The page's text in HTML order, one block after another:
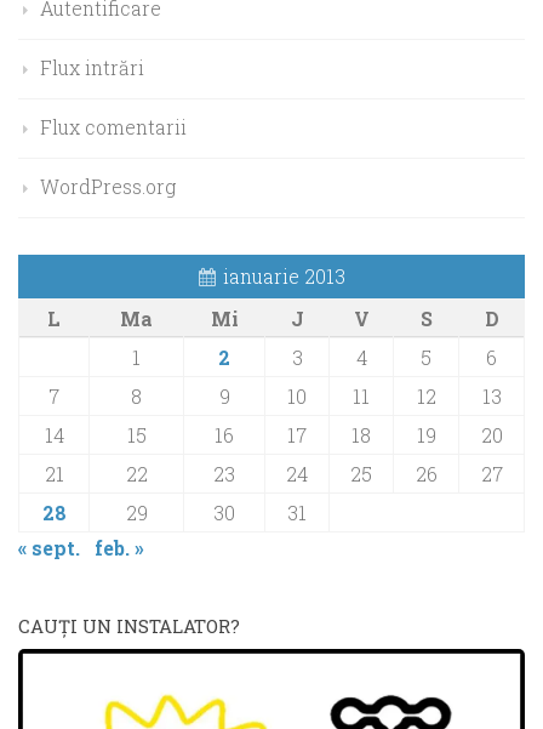
Autentificare
Flux intrări
Flux comentarii
WordPress.org
ianuarie 2013
L
Ma Mi J V S
D
1
2 3 4 5
6
7
8 9 10 11 12
13
14
15 16 17 18 19
20
21
22 23 24 25 26
27
28
29 30
31
« sept.
feb. »
CAUŢI UN INSTALATOR?